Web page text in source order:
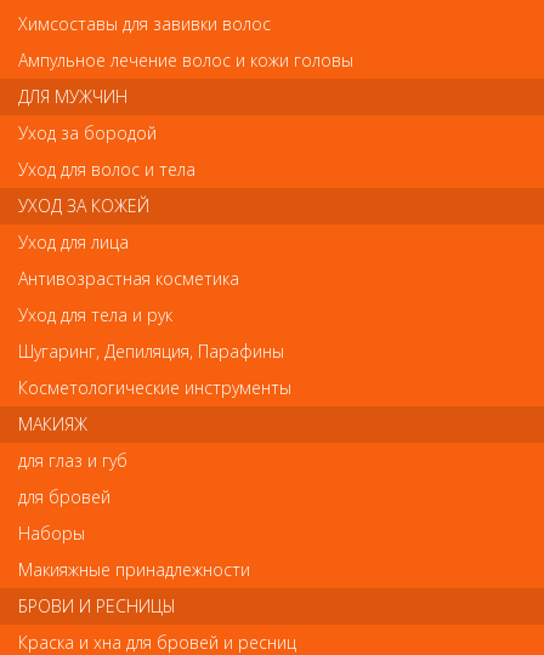
980р.-
В закладки Как оплатить? Как получить?
Придает естественный объем, текстуру и блеск волосам.
Подходит как для создания естественных, так и изысканных
образов. Помогает защитить волосы от факторов внешней
среды. Разработан для тонких волос и чувствительной кожи
головы.
Отзывы
Ваш отзыв станет первым
Напишите свой отзыв
Комментарий
Химсоставы для завивки волос
Ампульное лечение волос и кожи головы
ДЛЯ МУЖЧИН
Уход за бородой
Уход для волос и тела
УХОД ЗА КОЖЕЙ
Уход для лица
Антивозрастная косметика
Уход для тела и рук
Шугаринг, Депиляция, Парафины
Косметологические инструменты
МАКИЯЖ
для глаз и губ
для бровей
Наборы
Макияжные принадлежности
БРОВИ И РЕСНИЦЫ
Краска и хна для бровей и ресниц